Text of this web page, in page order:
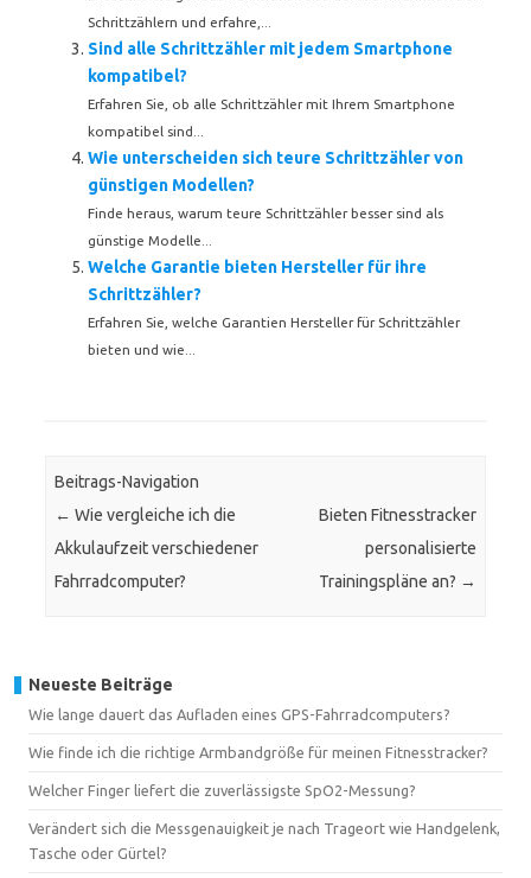
Schrittzählern und erfahre,...
Sind alle Schrittzähler mit jedem Smartphone
kompatibel?
Erfahren Sie, ob alle Schrittzähler mit Ihrem Smartphone
kompatibel sind...
Wie unterscheiden sich teure Schrittzähler von
günstigen Modellen?
Finde heraus, warum teure Schrittzähler besser sind als
günstige Modelle...
Welche Garantie bieten Hersteller für ihre
Schrittzähler?
Erfahren Sie, welche Garantien Hersteller für Schrittzähler
bieten und wie...
Beitrags-Navigation
← Wie vergleiche ich die
Akkulaufzeit verschiedener
Fahrradcomputer?
Bieten Fitnesstracker
personalisierte
Trainingspläne an? →
Neueste Beiträge
Wie lange dauert das Aufladen eines GPS-Fahrradcomputers?
Wie finde ich die richtige Armbandgröße für meinen Fitnesstracker?
Welcher Finger liefert die zuverlässigste SpO2-Messung?
Verändert sich die Messgenauigkeit je nach Trageort wie Handgelenk,
Tasche oder Gürtel?